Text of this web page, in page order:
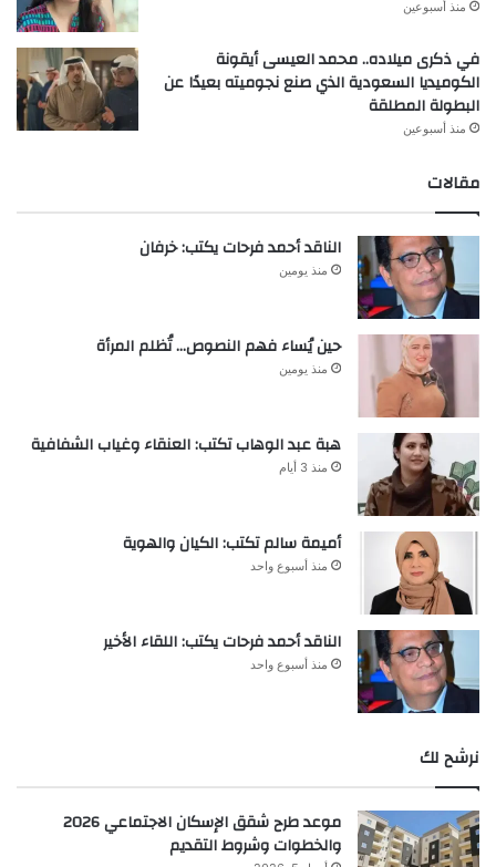
منذ أسبوعين
في ذكرى ميلاده.. محمد العيسى أيقونة
الكوميديا السعودية الذي صنع نجوميته بعيدًا عن
البطولة المطلقة
منذ أسبوعين
مقالات
الناقد أحمد فرحات يكتب: خرفان
منذ يومين
حين يُساء فهم النصوص… تُظلم المرأة
منذ يومين
هبة عبد الوهاب تكتب: العنقاء وغياب الشفافية
منذ 3 أيام
أميمة سالم تكتب: الكيان والهوية
منذ أسبوع واحد
الناقد أحمد فرحات يكتب: اللقاء الأخير
منذ أسبوع واحد
نرشح لك
موعد طرح شقق الإسكان الاجتماعي 2026
والخطوات وشروط التقديم